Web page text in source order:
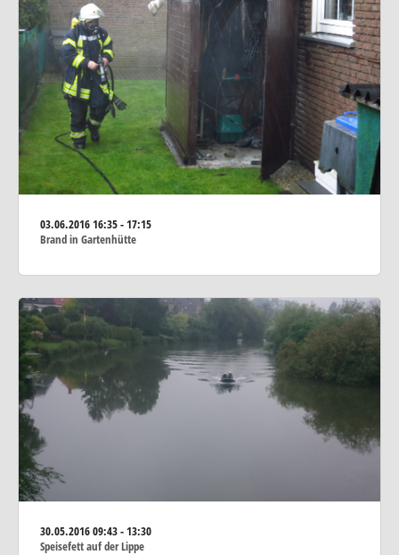
03.06.201616:35 - 17:15
Brand in Gartenhütte
30.05.201609:43 - 13:30
Speisefett auf der Lippe